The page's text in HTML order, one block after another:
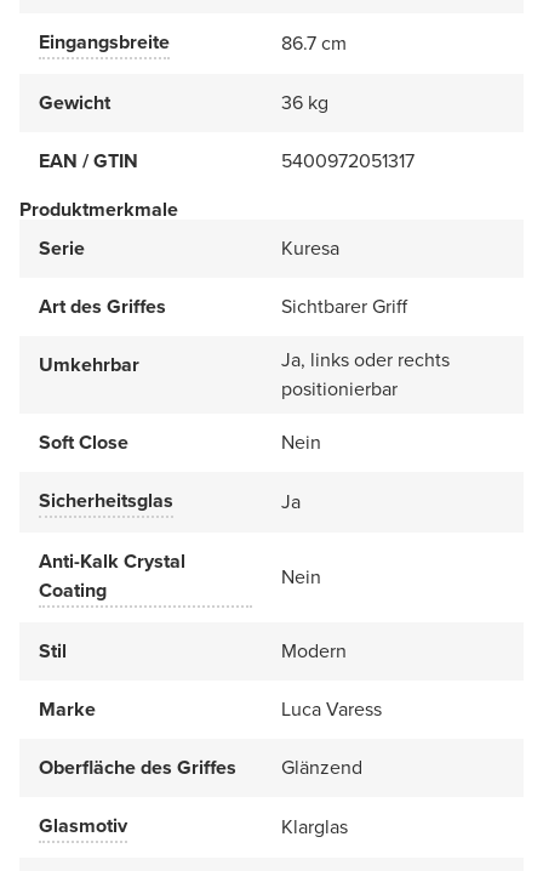
Eingangsbreite 86.7 cm
Gewicht 36 kg
EAN / GTIN
5400972051317
Produktmerkmale
Serie
Kuresa
Art des Griffes Sichtbarer Griff
Umkehrbar
Ja, links oder rechts
positionierbar
Soft Close
Nein
Sicherheitsglas Ja
Anti-Kalk Crystal
Coating
Nein
Stil Modern
Marke Luca Varess
Oberfläche des Griffes Glänzend
Glasmotiv Klarglas